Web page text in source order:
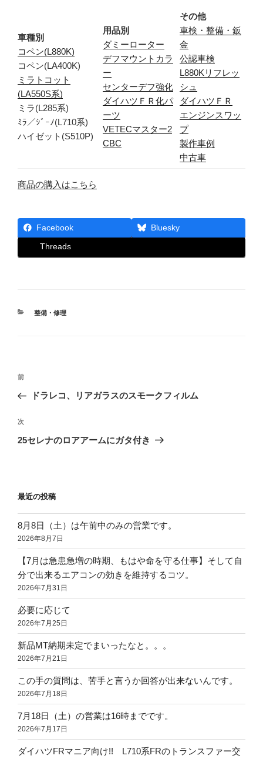
車種別
コペン(L880K)
コペン(LA400K)
ミラトコット
(LA550S系)
ミラ(L285系)
ﾐﾗ／ｼﾞｰﾉ(L710系)
ハイゼット(S510P)
用品別
ダミーローター
デフマウントカラ
ー
センターデフ強化
ダイハツＦＲ化パ
ーツ
VETECマスター2
CBC
その他
車検・整備・鈑
金
公認車検
L880Kリフレッ
シュ
ダイハツＦＲ
エンジンスワッ
プ
製作車例
中古車
商品の購入はこちら
Facebook Bluesky
Threads
カ
整備・修理
投
ナ
ビ
ゲ
ン
前
の
稿
前
ドラレコ、リアガラスのスモークフィルム
次
の
次
25セレナのロアアームにガタ付き
最近の投稿
8月8日（土）は午前中のみの営業です。
2026年8月7日
【7月は急患急増の時期、もはや命を守る仕事】そして自
分で出来るエアコンの効きを維持するコツ。
2026年7月31日
必要に応じて
2026年7月25日
新品MT納期未定でまいったなと。。。
2026年7月21日
この手の質問は、苦手と言うか回答が出来ないんです。
2026年7月18日
7月18日（土）の営業は16時までです。
2026年7月17日
ダイハツFRマニア向け!! L710系FRのトランスファー交